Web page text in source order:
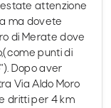
attenzione
ma dovete
di Merate dove
punti di
Dopo aver
Via Aldo Moro
dritti per 4 km